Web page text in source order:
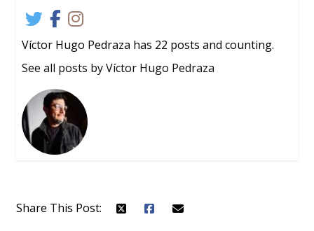
Víctor Hugo Pedraza has 22 posts and counting.
See all posts by Víctor Hugo Pedraza
Share This Post: